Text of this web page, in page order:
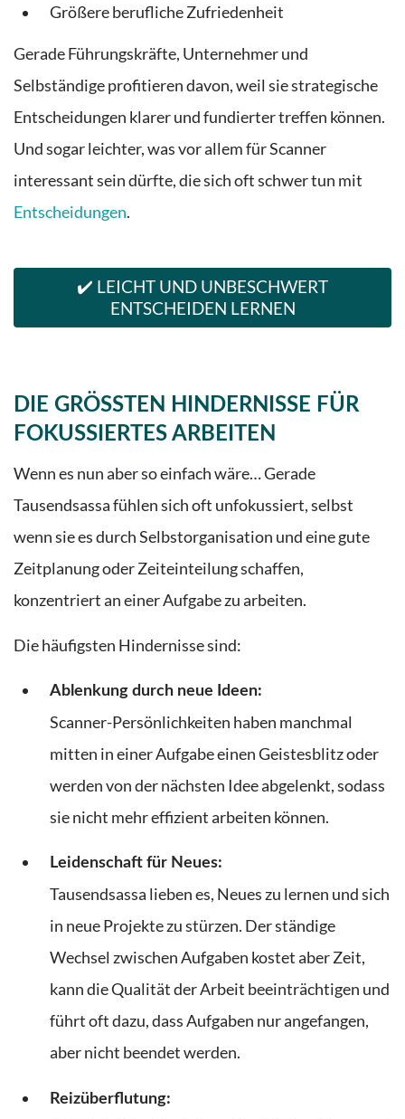
Größere berufliche Zufriedenheit
Gerade Führungskräfte, Unternehmer und
Selbständige profitieren davon, weil sie strategische
Entscheidungen klarer und fundierter treffen können.
Und sogar leichter, was vor allem für Scanner
interessant sein dürfte, die sich oft schwer tun mit
Entscheidungen.
✔️ LEICHT UND UNBESCHWERT
ENTSCHEIDEN LERNEN
DIE GRÖSS TEN HINDERNISSE FÜR
FOKUSSIERTES ARBEITEN
Wenn es nun aber so einfach wäre… Gerade
Tausendsassa fühlen sich oft unfokussiert, selbst
wenn sie es durchSelbstorganisation und eine gute
Zeitplanung oder Zeiteinteilung schaffen,
konzentriert an einer Aufgabe zu arbeiten.
Die häufigsten Hindernisse sind:
Ablenkung durch neue Ideen:
Scanner-Persönlichkeiten haben manchmal
mitten in einer Aufgabe einen Geistesblitz oder
werden von der nächsten Idee abgelenkt, sodass
sie nicht mehr effizient arbeiten können.
Leidenschaft für Neues:
Tausendsassa lieben es, Neues zu lernen und sich
in neue Projekte zu stürzen. Der ständige
Wechsel zwischen Aufgaben kostet aber Zeit,
kann die Qualität der Arbeit beeinträchtigen und
führt oft dazu, dass Aufgaben nur angefangen,
aber nicht beendet werden.
Reizüberflutung: